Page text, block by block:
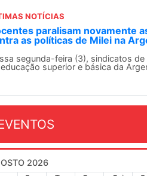
NOTÍCIAS
SN convoca docentes
Internacionalista
de agosto
SN conclama suas seções